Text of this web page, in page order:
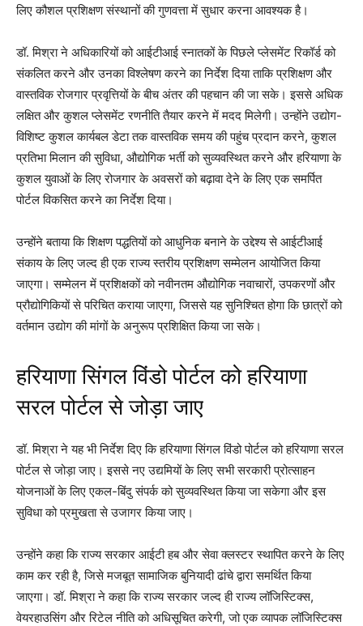
लिए कौशल प्रशिक्षण संस्थानों की गुणवत्ता में सुधार करना आवश्यक है।
डॉ. मिश्रा ने अधिकारियों को आईटीआई स्नातकों के पिछले प्लेसमेंट रिकॉर्ड को
संकलित करने और उनका विश्लेषण करने का निर्देश दिया ताकि प्रशिक्षण और
वास्तविक रोजगार प्रवृत्तियों के बीच अंतर की पहचान की जा सके। इससे अधिक
लक्षित और कुशल प्लेसमेंट रणनीति तैयार करने में मदद मिलेगी। उन्होंने उद्योग-
विशिष्ट कुशल कार्यबल डेटा तक वास्तविक समय की पहुंच प्रदान करने, कुशल
प्रतिभा मिलान की सुविधा, औद्योगिक भर्ती को सुव्यवस्थित करने और हरियाणा के
कुशल युवाओं के लिए रोजगार के अवसरों को बढ़ावा देने के लिए एक समर्पित
पोर्टल विकसित करने का निर्देश दिया।
उन्होंने बताया कि शिक्षण पद्धतियों को आधुनिक बनाने के उद्देश्य से आईटीआई
संकाय के लिए जल्द ही एक राज्य स्तरीय प्रशिक्षण सम्मेलन आयोजित किया
जाएगा। सम्मेलन में प्रशिक्षकों को नवीनतम औद्योगिक नवाचारों, उपकरणों और
प्रौद्योगिकियों से परिचित कराया जाएगा, जिससे यह सुनिश्चित होगा कि छात्रों को
वर्तमान उद्योग की मांगों के अनुरूप प्रशिक्षित किया जा सके।
हरियाणा सिंगल विंडो पोर्टल को हरियाणा
सरल पोर्टल से जोड़ा जाए
डॉ. मिश्रा ने यह भी निर्देश दिए कि हरियाणा सिंगल विंडो पोर्टल को हरियाणा सरल
पोर्टल से जोड़ा जाए। इससे नए उद्यमियों के लिए सभी सरकारी प्रोत्साहन
योजनाओं के लिए एकल-बिंदु संपर्क को सुव्यवस्थित किया जा सकेगा और इस
सुविधा को प्रमुखता से उजागर किया जाए।
उन्होंने कहा कि राज्य सरकार आईटी हब और सेवा क्लस्टर स्थापित करने के लिए
काम कर रही है, जिसे मजबूत सामाजिक बुनियादी ढांचे द्वारा समर्थित किया
जाएगा। डॉ. मिश्रा ने कहा कि राज्य सरकार जल्द ही राज्य लॉजिस्टिक्स,
वेयरहाउसिंग और रिटेल नीति को अधिसूचित करेगी, जो एक व्यापक लॉजिस्टिक्स